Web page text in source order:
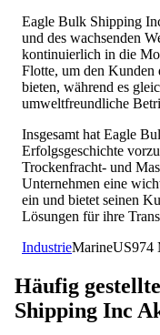
Eagle Bulk Shipping
und des wachsenden
kontinuierlich in die
Flotte, um den Kunden
bieten, während es
umweltfreundliche
Insgesamt hat Eagle
Erfolgsgeschichte
Trockenfracht- und
Unternehmen eine
ein und bietet seinen
Lösungen für ihre
IndustrieMarineUS974
Häufig
Shipping Inc